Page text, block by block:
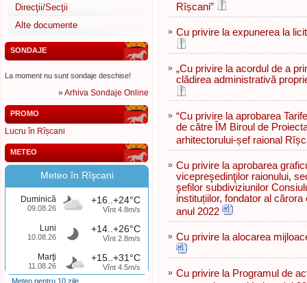
Direcţii/Secţii
Alte documente
SONDAJE
La moment nu sunt sondaje deschise!
»Arhiva Sondaje Online
PROMO
Lucru în Rîșcani
METEO
Meteo în Rîşcani
Duminică
09.08.26
+16..+24°C
Vînt 4.8m/s
Luni
10.08.26
+14..+26°C
Vînt 2.8m/s
Marţi
11.08.26
+15..+31°C
Vînt 4.5m/s
Meteo pentru 10 zile
Rîșcani”
» Cu privire la expunerea la
» „Cu privire la acordul de a
clădirea administrativă
» “Cu privire la aprobarea
de către ÎM Biroul de
arhitectorului-șef raional
» Cu privire la aprobarea
vicepreşedinţilor raionului,
şefilor subdiviziunilor
instituțiilor, fondator al
anul 2022
» Сu privire la alocarea
» Cu privire la Programul de